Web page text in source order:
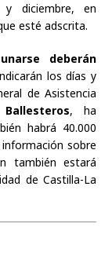
y diciembre, en
esté adscrita.
deberán
los días y
de Asistencia
, ha
habrá 40.000
sobre
también estará
de Castilla-La